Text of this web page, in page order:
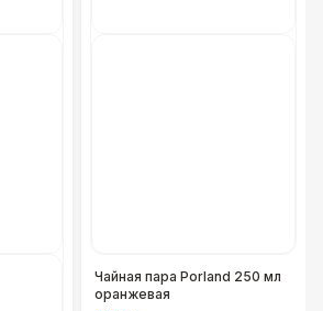
Чайная пара Porland 250 мл
оранжевая